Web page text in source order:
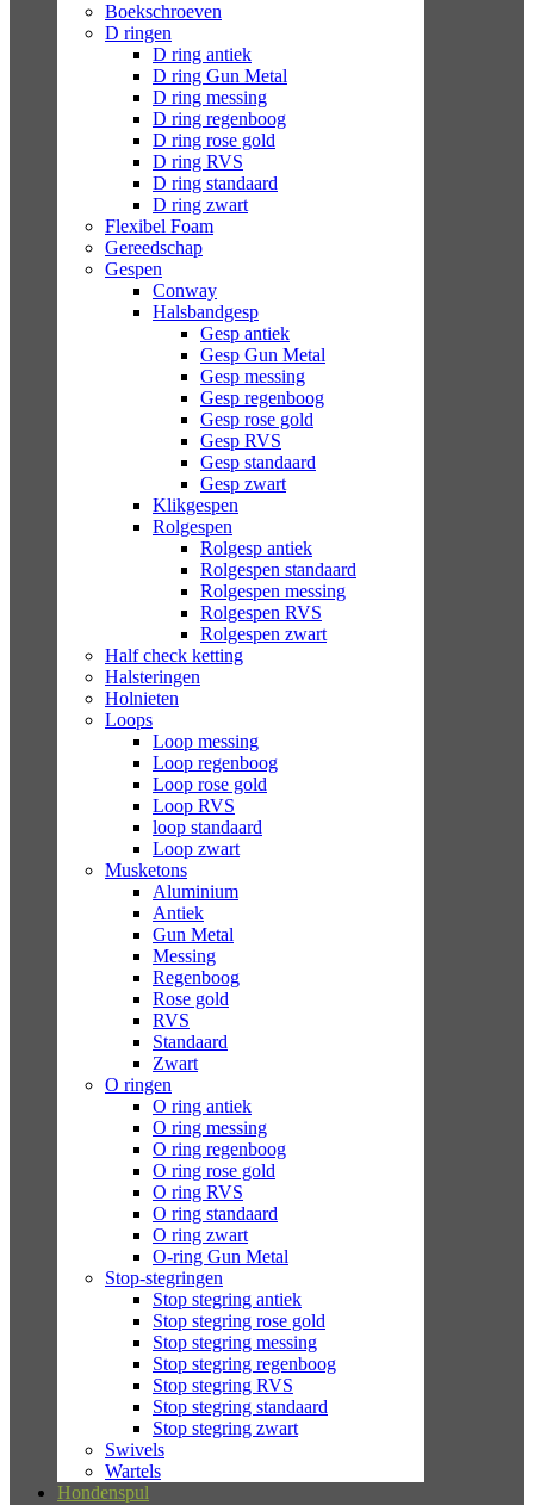
Boekschroeven
D ringen
D ring antiek
D ring Gun Metal
D ring messing
D ring regenboog
D ring rose gold
D ring RVS
D ring standaard
D ring zwart
Flexibel Foam
Gereedschap
Gespen
Conway
Halsbandgesp
Gesp antiek
Gesp Gun Metal
Gesp messing
Gesp regenboog
Gesp rose gold
Gesp RVS
Gesp standaard
Gesp zwart
Klikgespen
Rolgespen
Rolgesp antiek
Rolgespen standaard
Rolgespen messing
Rolgespen RVS
Rolgespen zwart
Half check ketting
Halsteringen
Holnieten
Loops
Loop messing
Loop regenboog
Loop rose gold
Loop RVS
loop standaard
Loop zwart
Musketons
Aluminium
Antiek
Gun Metal
Messing
Regenboog
Rose gold
RVS
Standaard
Zwart
O ringen
O ring antiek
O ring messing
O ring regenboog
O ring rose gold
O ring RVS
O ring standaard
O ring zwart
O-ring Gun Metal
Stop-stegringen
Stop stegring antiek
Stop stegring rose gold
Stop stegring messing
Stop stegring regenboog
Stop stegring RVS
Stop stegring standaard
Stop stegring zwart
Swivels
Wartels
Hondenspul